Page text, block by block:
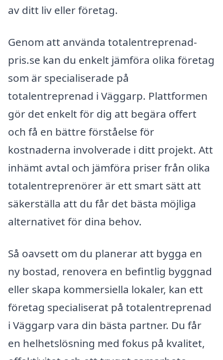
av ditt liv eller företag.
Genom att använda totalentreprenad-
pris.se kan du enkelt jämföra olika företag
som är specialiserade på
totalentreprenad i Väggarp. Plattformen
gör det enkelt för dig att begära offert
och få en bättre förståelse för
kostnaderna involverade i ditt projekt. Att
inhämt avtal och jämföra priser från olika
totalentreprenörer är ett smart sätt att
säkerställa att du får det bästa möjliga
alternativet för dina behov.
Så oavsett om du planerar att bygga en
ny bostad, renovera en befintlig byggnad
eller skapa kommersiella lokaler, kan ett
företag specialiserat på totalentreprenad
i Väggarp vara din bästa partner. Du får
en helhetslösning med fokus på kvalitet,